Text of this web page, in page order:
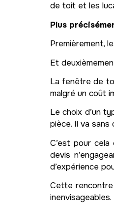
de toit et les
Plus
Premièrement,
Et
La fenêtre de
malgré un coût
Le choix d’un
pièce. Il va
C’est pour
devis
d’expérience
Cette
inenvisageables.